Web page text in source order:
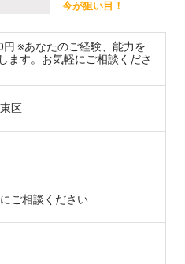
今が狙い目！
※あなたのご経験、能力を
ます。お気軽にご相談くださ
区
ご相談ください